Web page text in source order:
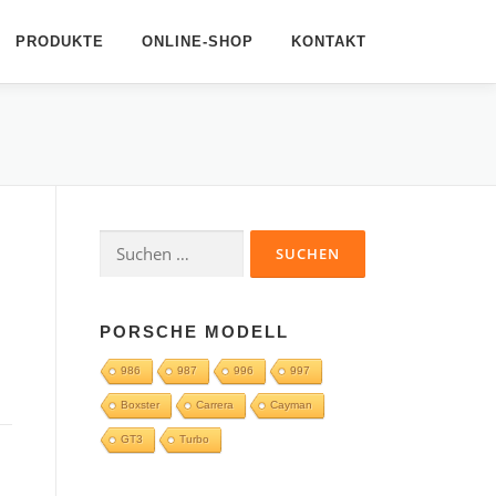
PRODUKTE ONLINE-SHOP KONTAKT
Suchen
nach:
PORSCHE MODELL
986 987 996 997
Boxster Carrera Cayman
GT3 Turbo